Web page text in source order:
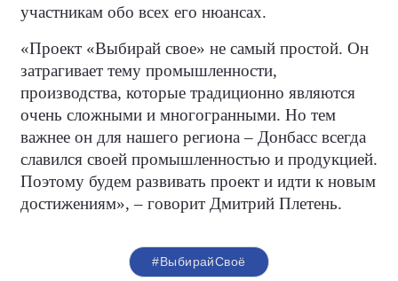
участникам обо всех его нюансах.
«Проект «Выбирай свое» не самый простой. Он
затрагивает тему промышленности,
производства, которые традиционно являются
очень сложными и многогранными. Но тем
важнее он для нашего региона – Донбасс всегда
славился своей промышленностью и продукцией.
Поэтому будем развивать проект и идти к новым
достижениям», – говорит Дмитрий Плетень.
#ВыбирайСвоё